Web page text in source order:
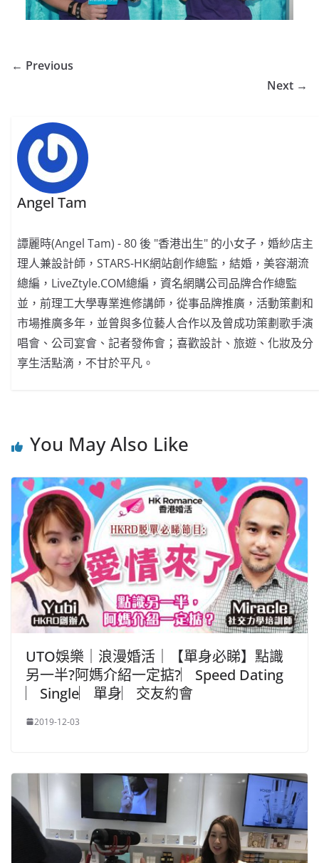
← Previous
Next →
Angel Tam
譚麗時(Angel Tam) - 80 後 "香港出生" 的小女子，婚紗店主
理人兼設計師，STARS-HK網站創作總監，結婚，美容潮流
總編，LiveZtyle.COM總編，資名網購公司品牌合作總監
並，前理工大學專業進修講師，從事品牌推廣，活動策劃和
市場推廣多年，並曾與多位藝人合作以及曾成功策劃歌手演
唱會、公司宴會、記者發佈會；喜歡設計、旅遊、化妝及分
享生活點滴，不甘於平凡。
You May Also Like
UTO娛樂｜浪漫婚活｜【單身必睇】點識
另一半?阿媽介紹一定掂?︳Speed Dating
︳Single︳單身︳交友約會
2019-12-03